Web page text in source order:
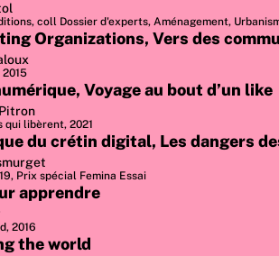
coll Dossier d'experts, Aménagement,
Organizations, Vers des
2015
Voyage au bout d’un like
qui libèrent, 2021
du crétin digital, Les dangers
Prix spécial Femina Essai
apprendre
2016
the world